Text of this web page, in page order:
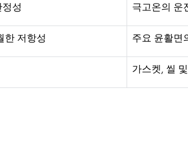
성 극고온의 운
한 저항성 주요 윤활면
가스켓, 씰